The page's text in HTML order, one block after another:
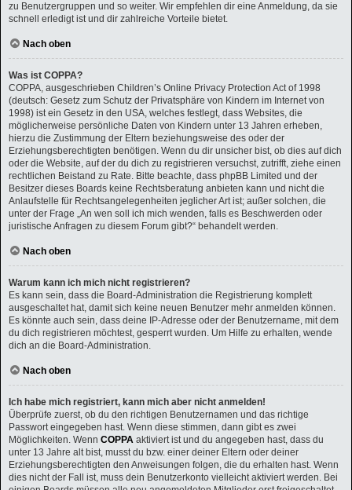
zu Benutzergruppen und so weiter. Wir empfehlen dir eine Anmeldung, da sie
schnell erledigt ist und dir zahlreiche Vorteile bietet.
Nach oben
Was ist COPPA?
COPPA, ausgeschrieben Children’s Online Privacy Protection Act of 1998
(deutsch: Gesetz zum Schutz der Privatsphäre von Kindern im Internet von
1998) ist ein Gesetz in den USA, welches festlegt, dass Websites, die
möglicherweise persönliche Daten von Kindern unter 13 Jahren erheben,
hierzu die Zustimmung der Eltern beziehungsweise des oder der
Erziehungsberechtigten benötigen. Wenn du dir unsicher bist, ob dies auf dich
oder die Website, auf der du dich zu registrieren versuchst, zutrifft, ziehe einen
rechtlichen Beistand zu Rate. Bitte beachte, dass phpBB Limited und der
Besitzer dieses Boards keine Rechtsberatung anbieten kann und nicht die
Anlaufstelle für Rechtsangelegenheiten jeglicher Art ist; außer solchen, die
unter der Frage „An wen soll ich mich wenden, falls es Beschwerden oder
juristische Anfragen zu diesem Forum gibt?“ behandelt werden.
Nach oben
Warum kann ich mich nicht registrieren?
Es kann sein, dass die Board-Administration die Registrierung komplett
ausgeschaltet hat, damit sich keine neuen Benutzer mehr anmelden können.
Es könnte auch sein, dass deine IP-Adresse oder der Benutzername, mit dem
du dich registrieren möchtest, gesperrt wurden. Um Hilfe zu erhalten, wende
dich an die Board-Administration.
Nach oben
Ich habe mich registriert, kann mich aber nicht anmelden!
Überprüfe zuerst, ob du den richtigen Benutzernamen und das richtige
Passwort eingegeben hast. Wenn diese stimmen, dann gibt es zwei
Möglichkeiten. Wenn COPPA aktiviert ist und du angegeben hast, dass du
unter 13 Jahre alt bist, musst du bzw. einer deiner Eltern oder deiner
Erziehungsberechtigten den Anweisungen folgen, die du erhalten hast. Wenn
dies nicht der Fall ist, muss dein Benutzerkonto vielleicht aktiviert werden. Bei